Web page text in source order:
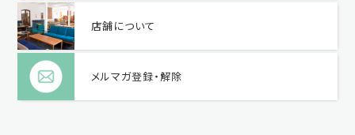
店舗について
メルマガ登録・解除